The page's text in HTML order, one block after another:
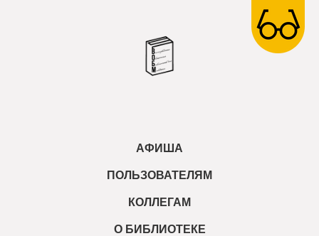
АФИША
ПОЛЬЗОВАТЕЛЯМ
КОЛЛЕГАМ
О БИБЛИОТЕКЕ